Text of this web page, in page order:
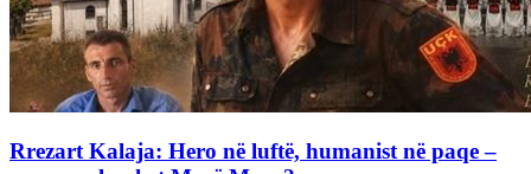
Rrezart Kalaja: Hero në luftë, humanist në paqe –